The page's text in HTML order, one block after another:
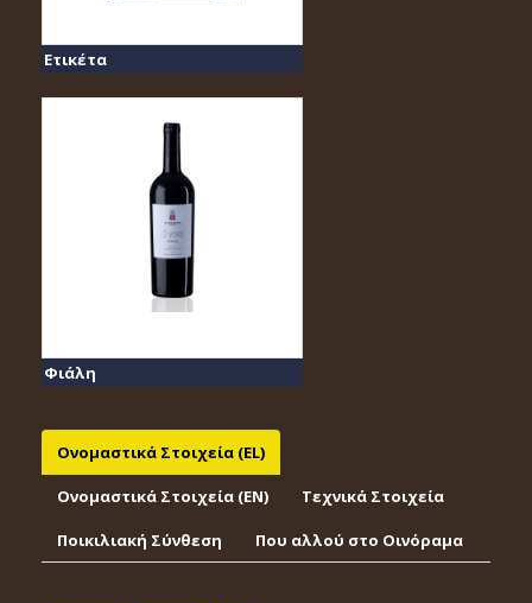
Ετικέτα
Φιάλη
Ονομαστικά Στοιχεία (EL)
Ονομαστικά Στοιχεία (EΝ) Τεχνικά Στοιχεία
Ποικιλιακή Σύνθεση Που αλλού στο Οινόραμα